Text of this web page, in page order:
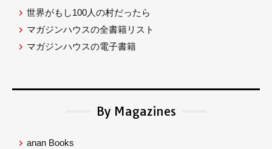
世界がもし100人の村だったら
マガジンハウスの全書籍リスト
マガジンハウスの電子書籍
By Magazines
anan Books